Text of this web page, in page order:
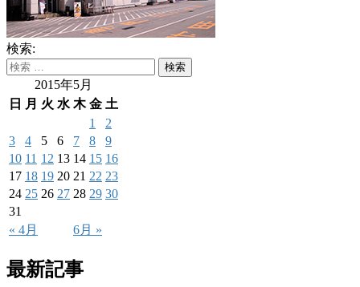
検索:
2015年5月
日
月 火 水 木 金 土
« 4月 6月 »
1
2
3
4 5 6 7 8
9
10 11 12 13 14 15 16
17 18 19 20 21 22 23
24 25 26 27 28 29 30
31
最新記事